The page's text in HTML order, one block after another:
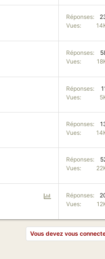
Réponses
Vues
Réponses
Vues
Réponses
Vues
Réponses
Vues
Réponses
Vues
P
l
l
Réponses
Vues
Vous devez vous